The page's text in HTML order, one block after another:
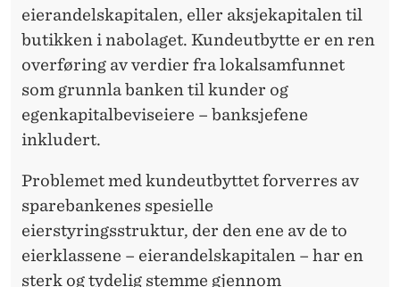
eierandelskapitalen, eller aksjekapitalen til
butikken i nabolaget. Kundeutbytte er en ren
overføring av verdier fra lokalsamfunnet
som grunnla banken til kunder og
egenkapitalbeviseiere – banksjefene
inkludert.
Problemet med kundeutbyttet forverres av
sparebankenes spesielle
eierstyringsstruktur, der den ene av de to
eierklassene – eierandelskapitalen – har en
sterk og tydelig stemme gjennom